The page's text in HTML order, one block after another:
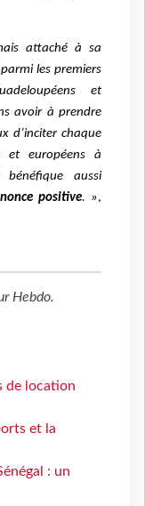
attaché à sa
les premiers
et
avoir à prendre
d’inciter chaque
et européens à
aussi
positive. »,
Hebdo.
de location
et la
: un